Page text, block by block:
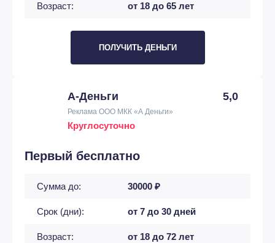
Возраст: от 18 до 65 лет
ПОЛУЧИТЬ ДЕНЬГИ
А-Деньги 5,0
Реклама ООО МКК «А Деньги»
Круглосуточно
Первый бесплатно
Сумма до: 30000 ₽
Срок (дни): от 7 до 30 дней
Возраст: от 18 до 72 лет